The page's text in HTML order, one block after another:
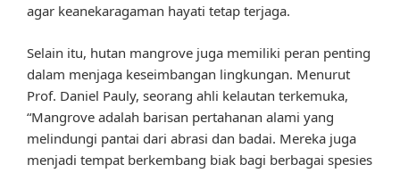
agar keanekaragaman hayati tetap terjaga.
Selain itu, hutan mangrove juga memiliki peran penting
dalam menjaga keseimbangan lingkungan. Menurut
Prof. Daniel Pauly, seorang ahli kelautan terkemuka,
“Mangrove adalah barisan pertahanan alami yang
melindungi pantai dari abrasi dan badai. Mereka juga
menjadi tempat berkembang biak bagi berbagai spesies